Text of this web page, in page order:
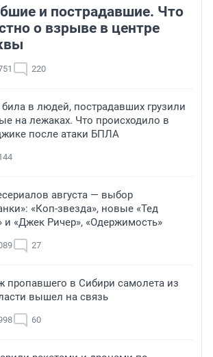
и пострадавшие. Что
о взрыве в центре
220
била в людей, пострадавших грузили
на лежаках. Что происходило в
после атаки БПЛА
августа — выбор
«Коп-звезда», новые «Тед
и «Джек Ричер», «Одержимость»
27
пропавшего в Сибири самолета из
вышел на связь
60